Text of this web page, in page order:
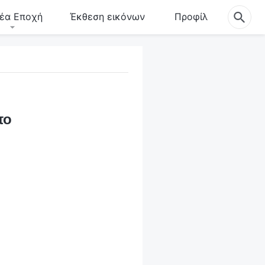
Εποχή Έκθεση εικόνων Προφίλ